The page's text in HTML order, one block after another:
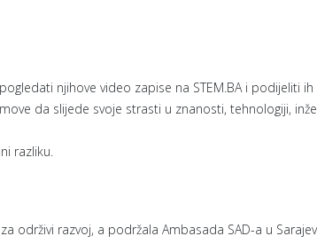
njihove video zapise na STEM.BA i podijeliti ih
da slijede svoje strasti u znanosti, tehnologiji,
razliku.
održivi razvoj, a podržala Ambasada SAD-a u